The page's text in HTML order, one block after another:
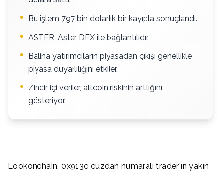
Bu işlem 797 bin dolarlık bir kayıpla sonuçlandı.
ASTER, Aster DEX ile bağlantılıdır.
Balina yatırımcıların piyasadan çıkışı genellikle
piyasa duyarlılığını etkiler.
Zincir içi veriler, altcoin riskinin arttığını
gösteriyor.
Lookonchain, 0x913c cüzdan numaralı trader’ın yakın